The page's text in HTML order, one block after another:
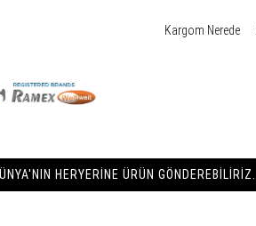
Kargom Nerede
HERYERINE ÜRÜN